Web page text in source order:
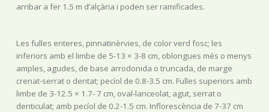
arribar a fer 1.5 m d’alçària i poden ser ramificades.
Les fulles enteres, pinnatinèrvies, de color verd fosc; les
inferiors amb el limbe de 5-13 × 3-8 cm, oblongues més o menys
amples, agudes, de base arrodonida o truncada, de marge
crenat-serrat o dentat; pecíol de 0.8-3.5 cm. Fulles superiors amb
limbe de 3-12.5 × 1.7- 7 cm, oval-lanceolat, agut, serrat o
denticulat; amb pecíol de 0.2-1.5 cm. Inflorescència de 7-37 cm